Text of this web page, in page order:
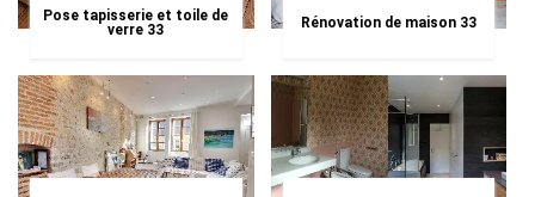
Pose tapisserie et toile de
verre 33
Rénovation de maison 33